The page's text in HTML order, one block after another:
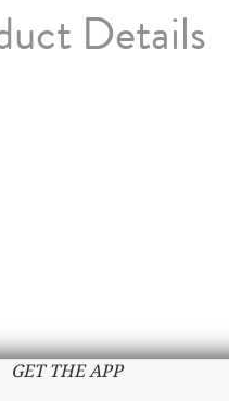
Details
GET THE APP